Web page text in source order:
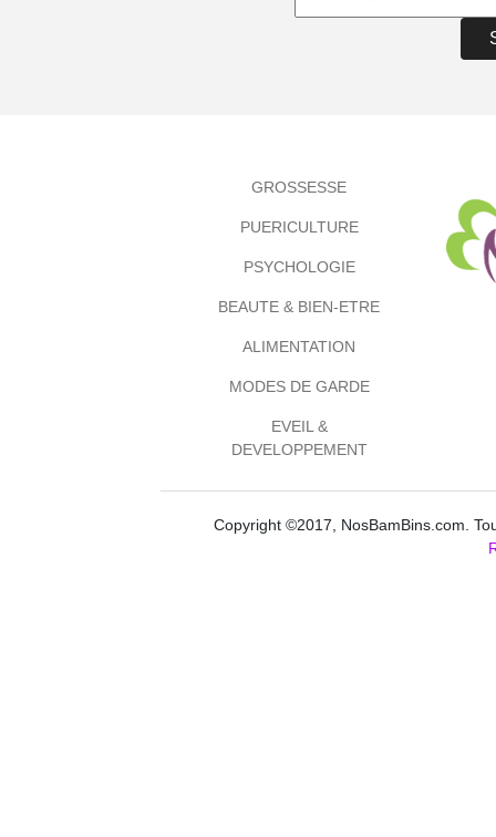
GROSSESSE
PUERICULTURE
PSYCHOLOGIE
BEAUTE & BIEN-ETRE
ALIMENTATION
MODES DE GARDE
EVEIL &
DEVELOPPEMENT
Copyright ©2017, NosBamBins.com.